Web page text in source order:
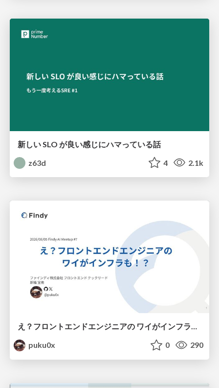
新しい SLO が良い感じにハマっている話
z63d
4 2.1k
え？フロントエンドエンジニアの ワイがインフラも！？
puku0x
0 290